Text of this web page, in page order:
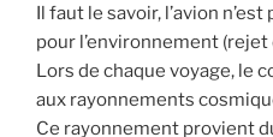
Il faut le savoir, l’avion
pour l’environnement
Lors de chaque voyage, le
aux rayonnements
Ce rayonnement provient